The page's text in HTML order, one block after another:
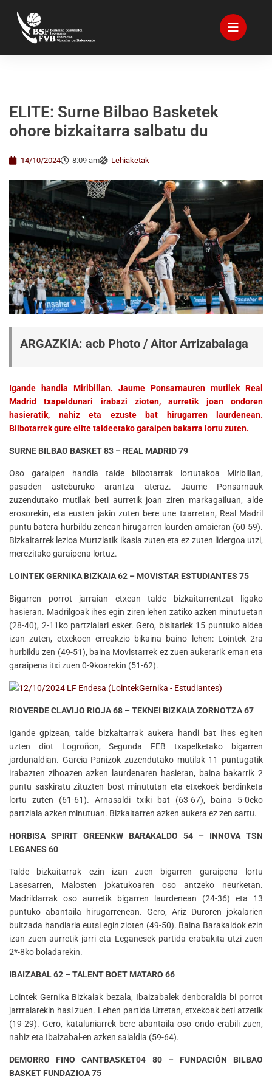
ELITE: Surne Bilbao Basketek
ohore bizkaitarra salbatu du
14/10/2024 8:09 am Lehiaketak
ARGAZKIA: acb Photo / Aitor Arrizabalaga
Igande handia Miribillan. Jaume Ponsarnauren mutilek Real
Madrid txapeldunari irabazi zioten, aurretik joan ondoren
hasieratik, nahiz eta ezuste bat hirugarren laurdenean.
Bilbotarrek gure elite taldeetako garaipen bakarra lortu zuten.
SURNE BILBAO BASKET 83 – REAL MADRID 79
Oso garaipen handia talde bilbotarrak lortutakoa Miribillan,
pasaden asteburuko arantza ateraz. Jaume Ponsarnauk
zuzendutako mutilak beti aurretik joan ziren markagailuan, alde
erosorekin, eta eusten jakin zuten bere une txarretan, Real Madril
puntu batera hurbildu zenean hirugarren laurden amaieran (60-59).
Bizkaitarrek lezioa Murtziatik ikasia zuten eta ez zuten lidergoa utzi,
merezitako garaipena lortuz.
LOINTEK GERNIKA BIZKAIA 62 – MOVISTAR ESTUDIANTES 75
Bigarren porrot jarraian etxean talde bizkaitarrentzat ligako
hasieran. Madrilgoak ihes egin ziren lehen zatiko azken minutuetan
(28-40), 2-11ko partzialari esker. Gero, bisitariek 15 puntuko aldea
izan zuten, etxekoen erreakzio bikaina baino lehen: Lointek 2ra
hurbildu zen (49-51), baina Movistarrek ez zuen aukerarik eman eta
garaipena itxi zuen 0-9koarekin (51-62).
RIOVERDE CLAVIJO RIOJA 68 – TEKNEI BIZKAIA ZORNOTZA 67
Igande gpizean, talde bizkaitarrak aukera handi bat ihes egiten
uzten diot Logroñon, Segunda FEB txapelketako bigarren
jardunaldian. Garcia Panizok zuzendutako mutilak 11 puntugatik
irabazten zihoazen azken laurdenaren hasieran, baina bakarrik 2
puntu saskiratu zituzten bost minututan eta etxekoek berdinketa
lortu zuten (61-61). Arnasaldi txiki bat (63-67), baina 5-0eko
partziala azken minutuan. Bizkaitarren azken aukera ez zen sartu.
HORBISA SPIRIT GREENKW BARAKALDO 54 – INNOVA TSN
LEGANES 60
Talde bizkaitarrak ezin izan zuen bigarren garaipena lortu
Lasesarren, Malosten jokatukoaren oso antzeko neurketan.
Madrildarrak oso aurretik bigarren laurdenean (24-36) eta 13
puntuko abantaila hirugarrenean. Gero, Ariz Duroren jokalarien
bultzada handiaria eutsi egin zioten (49-50). Baina Barakaldok ezin
izan zuen aurretik jarri eta Leganesek partida erabakita utzi zuen
2*-8ko boladarekin.
IBAIZABAL 62 – TALENT BOET MATARO 66
Lointek Gernika Bizkaiak bezala, Ibaizabalek denboraldia bi porrot
jarrraiarekin hasi zuen. Lehen partida Urretan, etxekoak beti atzetik
(19-29). Gero, kataluniarrek bere abantaila oso ondo erabili zuen,
nahiz eta Ibaizabal-en azken saialdia (59-64).
DEMORRO FINO CANTBASKET04 80 – FUNDACIÓN BILBAO
BASKET FUNDAZIOA 75